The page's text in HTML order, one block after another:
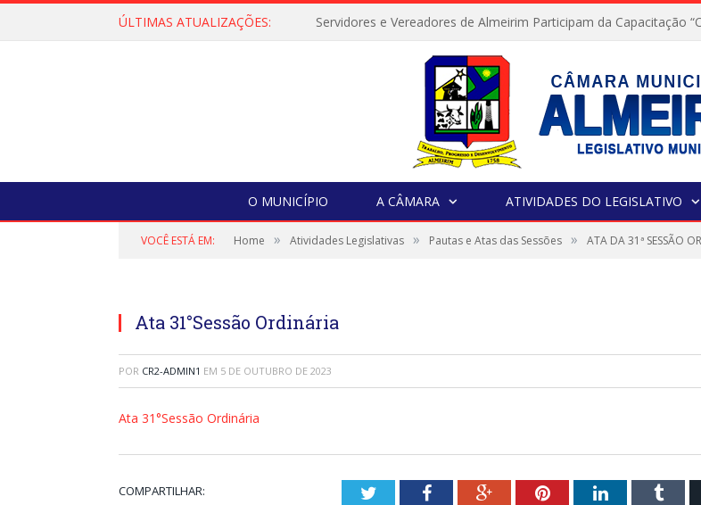
ÚLTIMAS ATUALIZAÇÕES:
O MUNICÍPIO A CÂMARA ATIVIDADES DO LEGISLATIVO
VOCÊ ESTÁ EM: Home » Atividades Legislativas » Pautas e Atas das Sessões » ATA DA 31ª SESSÃO
Ata 31°Sessão Ordinária
POR CR2-ADMIN1 EM 5 DE OUTUBRO DE 2023
Ata 31°Sessão Ordinária
COMPARTILHAR: TwitterFacebookGoogle+PinterestLinkedIn